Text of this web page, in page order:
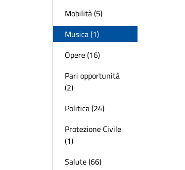
Mobilità (5)
Musica (1)
Opere (16)
Pari opportunità
(2)
Politica (24)
Protezione Civile
(1)
Salute (66)